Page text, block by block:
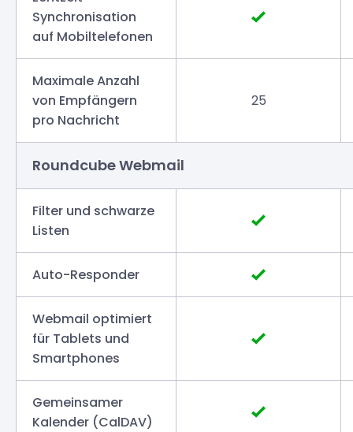
Synchronisation
auf Mobiltelefonen
Maximale Anzahl
von Empfängern
pro Nachricht
25
Roundcube Webmail
Filter und schwarze
Listen
Auto-Responder
Webmail optimiert
für Tablets und
Smartphones
Gemeinsamer
Kalender (CalDAV)